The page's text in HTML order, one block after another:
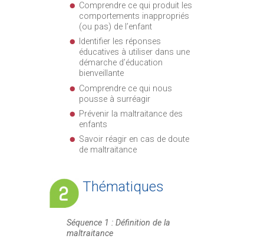
Comprendre ce qui produit les
comportements inappropriés
(ou pas) de l’enfant
Identifier les réponses
éducatives à utiliser dans une
démarche d’éducation
bienveillante
Comprendre ce qui nous
pousse à surréagir
Prévenir la maltraitance des
enfants
Savoir réagir en cas de doute
de maltraitance
Thématiques
Séquence 1 : Définition de la
maltraitance